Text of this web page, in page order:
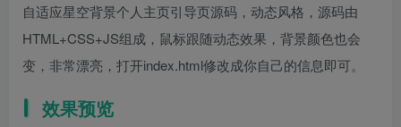
自适应星空背景个人主页引导页源码，动态风格，源码由
HTML+CSS+JS组成，鼠标跟随动态效果，背景颜色也会
变，非常漂亮，打开index.html修改成你自己的信息即可。
效果预览